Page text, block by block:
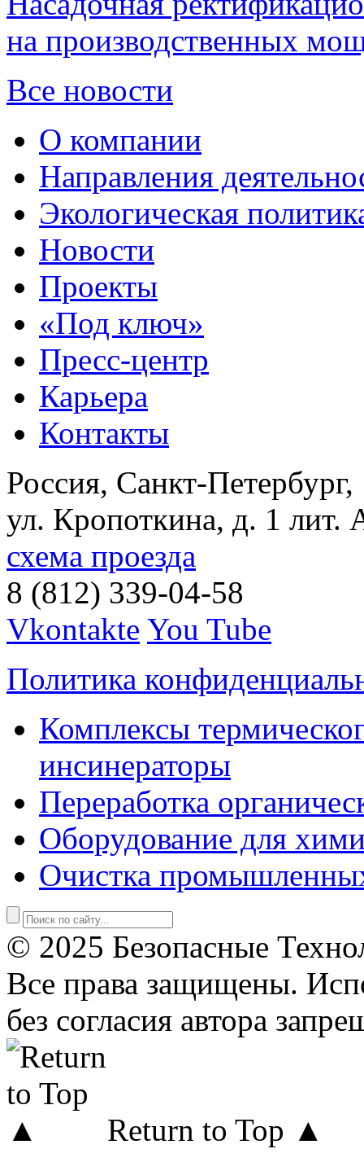
на производственных
Все новости
О компании
Направления
Экологическая
Новости
Проекты
«Под ключ»
Пресс-центр
Карьера
Контакты
Россия, Санкт-Петербург,
ул. Кропоткина, д. 1 лит.
схема проезда
8 (812) 339-04-58
Vkontakte You Tube
Политика
Комплексы
инсинераторы
Переработка
Оборудование для
Очистка
© 2025 Безопасные
Все права защищены.
без согласия автора
Return to Top ▲